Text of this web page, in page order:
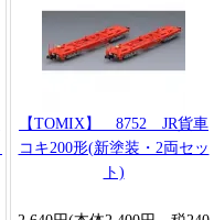
【TOMIX】 8752 JR貨車
コキ200形(新塗装・2両セッ
ト)